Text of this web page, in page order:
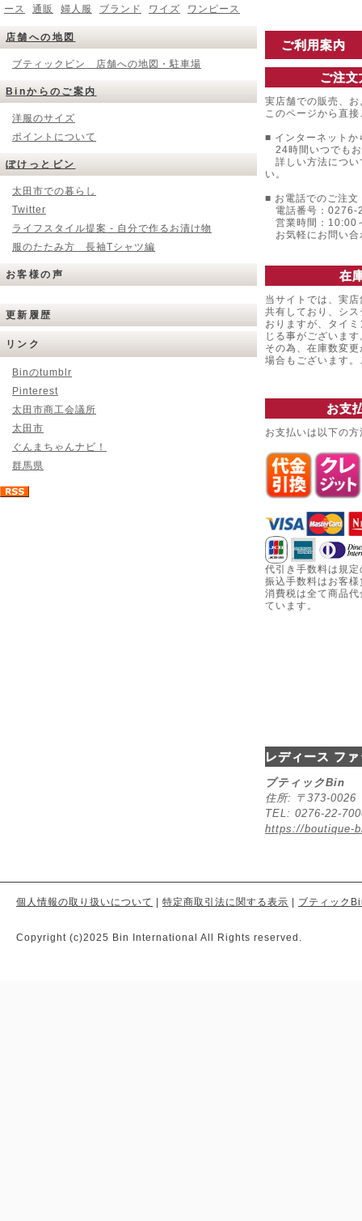
ース
通販 婦人服 ブランド ワイズ ワンピース
店舗への地図
ブティックビン 店舗への地図・駐車場
Binからのご案内
洋服のサイズ
ポイントについて
ぽけっとビン
太田市での暮らし
Twitter
ライフスタイル提案 - 自分で作るお漬け物
服のたたみ方 長袖Tシャツ編
お客様の声
更新履歴
リンク
Binのtumblr
Pinterest
太田市商工会議所
太田市
ぐんまちゃんナビ！
群馬県
ご利用案内
ご注
実店舗での販売、
このページから直
■ インターネットか
24時間いつでも
詳しい方法につい
い。
■ お電話でのご注文
電話番号：0276-
営業時間：10:00
お気軽にお問い合
在
当サイトでは、実
共有しており、シ
おりますが、タイ
じる事がございます
その為、在庫数変
場合もございます
お支
お支払いは以下の
代引き手数料は規
振込手数料はお客
消費税は全て商品
ています。
レディース フ
ブティックBin
住所: 〒373-
TEL: 0276-22-
https://boutique-
個人情報の取り扱いについて 特定商取引法に関する表示 ブティック
Copyright (c)2025 Bin International All Rights reserved.